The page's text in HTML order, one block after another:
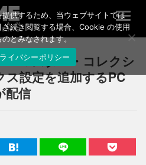
T
o
g
l
e
n
a
：マスター・コレクシ
設定を追加するPC
配信
供するため、当ウェブサイトでは
続き閲覧する場合、Cookie の使用
とみなされます。
イバシーポリシー